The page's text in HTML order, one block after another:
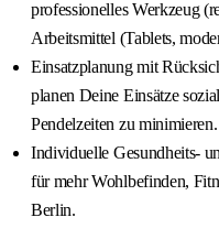
professionelles Werkzeug
Arbeitsmittel (Tablets,
Einsatzplanung mit
planen Deine Einsätze
Pendelzeiten zu minimieren.
Individuelle Gesundheits-
für mehr Wohlbefinden,
Berlin.